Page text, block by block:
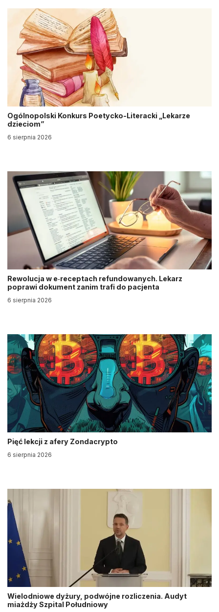
Ogólnopolski Konkurs Poetycko-Literacki „Lekarze
dzieciom”
6 sierpnia 2026
Rewolucja w e‑receptach refundowanych. Lekarz
poprawi dokument zanim trafi do pacjenta
6 sierpnia 2026
Pięć lekcji z afery Zondacrypto
6 sierpnia 2026
Wielodniowe dyżury, podwójne rozliczenia. Audyt
miażdży Szpital Południowy